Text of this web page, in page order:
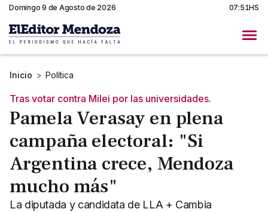
Domingo 9 de Agosto de 2026 07:51HS
Inicio > Política
Tras votar contra Milei por las universidades.
Pamela Verasay en plena
campaña electoral: "Si
Argentina crece, Mendoza
mucho más"
La diputada y candidata de LLA + Cambia